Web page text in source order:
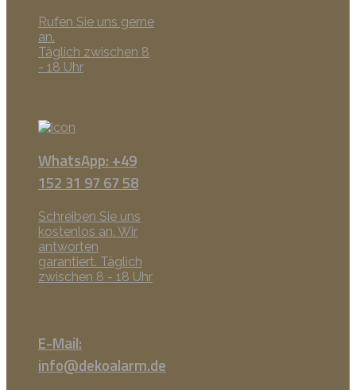
Rufen Sie uns gerne
an.
Täglich zwischen 8
- 18 Uhr
WhatsApp: +49
152 31 97 67 58
Schreiben Sie uns
kostenlos an. Wir
antworten
garantiert. Täglich
zwischen 8 - 18 Uhr
E-Mail:
info@dekoalarm.de